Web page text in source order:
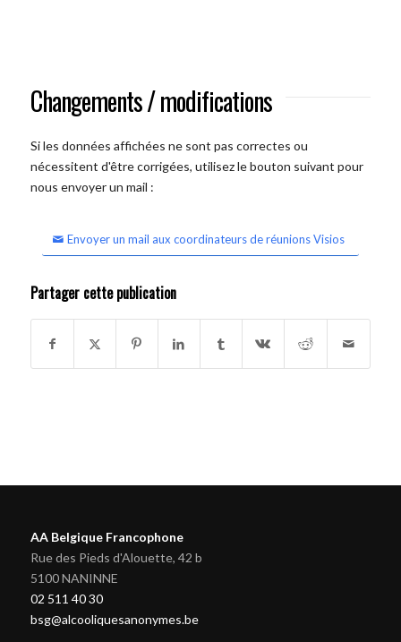
Changements / modifications
Si les données affichées ne sont pas correctes ou
nécessitent d'être corrigées, utilisez le bouton suivant pour
nous envoyer un mail :
Envoyer un mail aux coordinateurs de réunions Visios
Partager cette publication
AA Belgique Francophone
Rue des Pieds d'Alouette, 42 b
5100 NANINNE
02 511 40 30
bsg@alcooliquesanonymes.be